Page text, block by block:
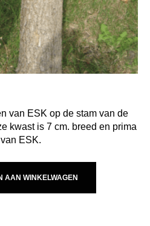
van ESK op de stam van de
kwast is 7 cm. breed en prima
ESK.
AAN WINKELWAGEN